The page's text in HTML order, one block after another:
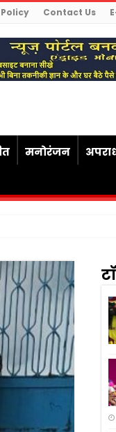
Contact Us
मनोरंजन
अनुरूप